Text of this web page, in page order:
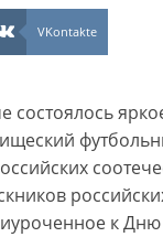
VKontakte
состоялось
к